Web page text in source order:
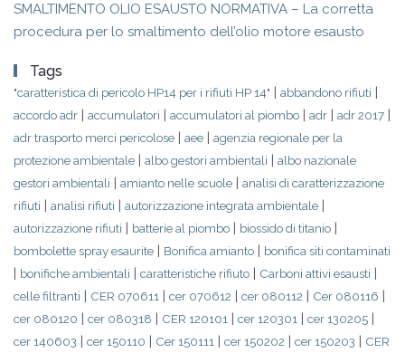
SMALTIMENTO OLIO ESAUSTO NORMATIVA – La corretta
procedura per lo smaltimento dell’olio motore esausto
Tags
"caratteristica di pericolo HP14 per i rifiuti HP 14" | abbandono rifiuti |
accordo adr | accumulatori | accumulatori al piombo | adr | adr 2017 |
adr trasporto merci pericolose | aee | agenzia regionale per la
protezione ambientale | albo gestori ambientali | albo nazionale
gestori ambientali | amianto nelle scuole | analisi di caratterizzazione
rifiuti | analisi rifiuti | autorizzazione integrata ambientale |
autorizzazione rifiuti | batterie al piombo | biossido di titanio |
bombolette spray esaurite | Bonifica amianto | bonifica siti contaminati
| bonifiche ambientali | caratteristiche rifiuto | Carboni attivi esausti |
celle filtranti | CER 070611 | cer 070612 | cer 080112 | Cer 080116 |
cer 080120 | cer 080318 | CER 120101 | cer 120301 | cer 130205 |
cer 140603 | cer 150110 | Cer 150111 | cer 150202 | cer 150203 | CER